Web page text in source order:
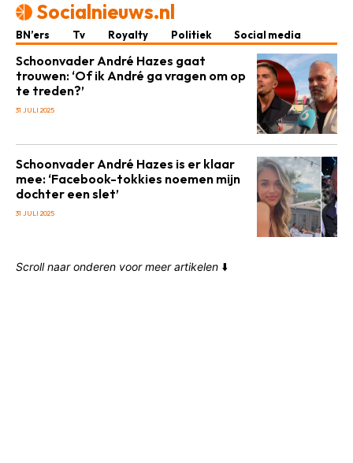
Socialnieuws.nl
BN’ers Tv Royalty Politiek Social media
Schoonvader André Hazes gaat
trouwen: ‘Of ik André ga vragen om op
te treden?’
31 JULI 2025
Schoonvader André Hazes is er klaar
mee: ‘Facebook-tokkies noemen mijn
dochter een slet’
31 JULI 2025
Scroll naar onderen voor meer artikelen ⬇️